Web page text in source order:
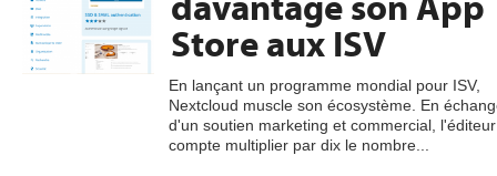
Inscription
davantage son App
Store aux ISV
En lançant un programme mondial pour ISV,
Nextcloud muscle son écosystème. En
d'un soutien marketing et commercial, l'éditeur
compte multiplier par dix le nombre...